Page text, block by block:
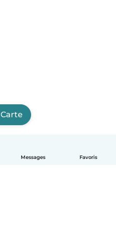
Messages Favoris
Carte